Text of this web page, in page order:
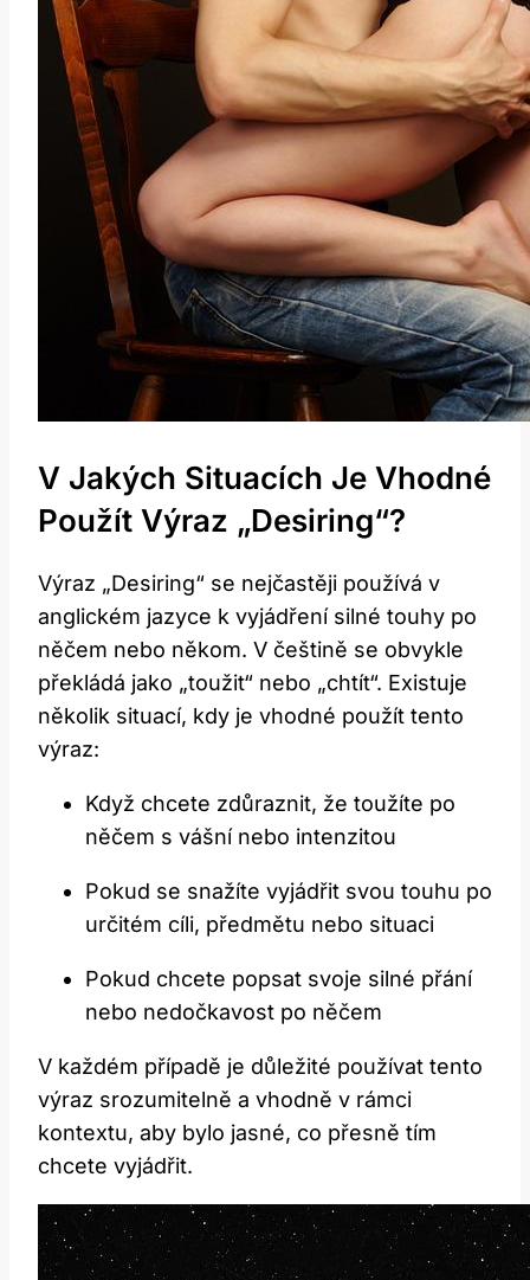
V Jakých Situacích Je Vhodné
Použít Výraz „Desiring“?
Výraz „Desiring“ se nejčastěji používá v
anglickém jazyce k vyjádření silné touhy po
něčem nebo někom. V češtině se obvykle
překládá jako „toužit“ nebo „chtít“. Existuje
několik situací, kdy je vhodné použít tento
výraz:
Když chcete zdůraznit, že toužíte po
něčem s vášní nebo intenzitou
Pokud se snažíte vyjádřit svou touhu po
určitém cíli, předmětu nebo situaci
Pokud chcete popsat svoje silné přání
nebo nedočkavost po něčem
V každém případě je důležité používat tento
výraz srozumitelně a vhodně v rámci
kontextu, aby bylo jasné, co přesně tím
chcete vyjádřit.